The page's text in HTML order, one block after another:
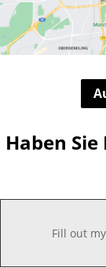
Haben
Fill out my